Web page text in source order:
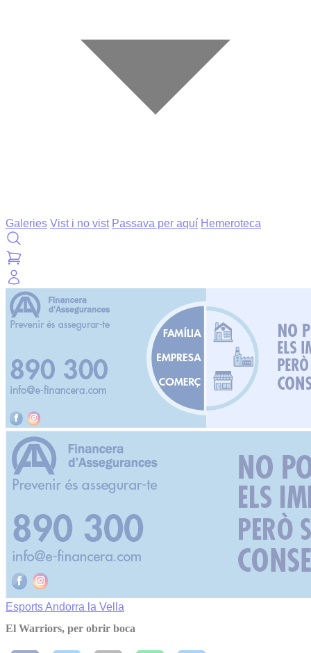
Galeries Vist i no vist Passava per aquí Hemeroteca
EsportsAndorra la Vella
El Warriors, per obrir boca